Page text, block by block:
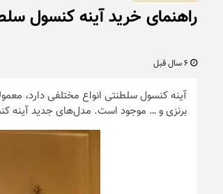
راهنمای خرید آینه کنسول
آینه کنسول سلطنتی انواع مختلفی دارد،
برنزی و … موجود است. مدل‌های جدید آینه